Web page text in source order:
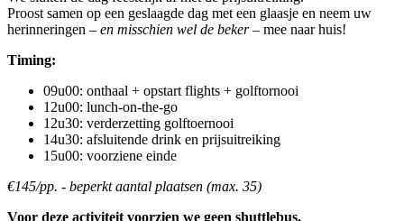
Proost samen op een geslaagde dag met een glaasje en neem uw
herinneringen – en misschien wel de beker– mee naar huis!
Timing:
09u00: onthaal + opstart flights + golftornooi
12u00: lunch-on-the-go
12u30: verderzetting golftoernooi
14u30: afsluitende drink en prijsuitreiking
15u00: voorziene einde
€145/pp. - beperkt aantal plaatsen (max. 35)
Voor deze activiteit voorzien we geen shuttlebus.